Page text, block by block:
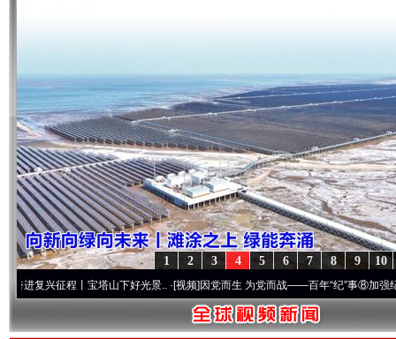
10
9
8
7
6
5
4
3
2
1
程丨宝塔山下好光景..·[视频]因党而生 为党而战——百年“纪”事⑧加强纪律..·[视频]